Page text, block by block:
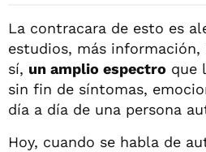
La contracara de esto es
estudios, más información,
sí, un amplio espectro que
sin fin de síntomas,
día a día de una persona
Hoy, cuando se habla de